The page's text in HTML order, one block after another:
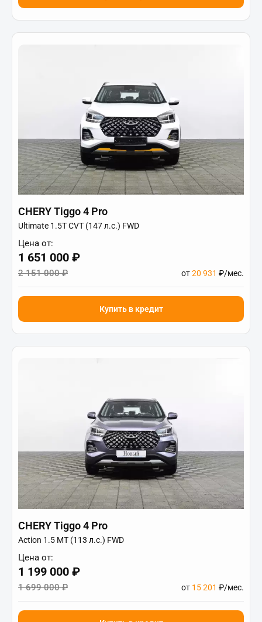
CHERY Tiggo 4 Pro
Ultimate 1.5T CVT (147 л.с.) FWD
Цена от:
1 651 000 ₽
2 151 000 ₽ от20 931 ₽/мес.
Купить в кредит
CHERY Tiggo 4 Pro
Action 1.5 MT (113 л.с.) FWD
Цена от:
1 199 000 ₽
1 699 000 ₽ от 15 201 ₽/мес.